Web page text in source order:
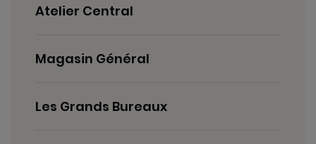
Atelier Central
Magasin Général
Les Grands Bureaux